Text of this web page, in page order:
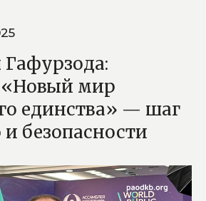
«Новый мир
единства» — шаг
безопасности